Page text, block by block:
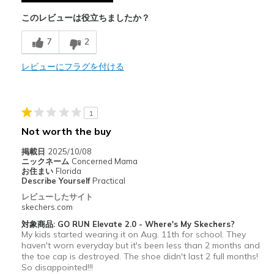
Sizing
Feels true to size
このレビューは役立ちましたか？
7 2
レビューにフラグを付ける
1
Not worth the buy
掲載日 2025/10/08
ニックネーム Concerned Mama
お住まい Florida
Describe Yourself Practical
レビューしたサイト
skechers.com
対象商品: GO RUN Elevate 2.0 - Where's My Skechers?
My kids started wearing it on Aug. 11th for school. They
haven't worn everyday but it's been less than 2 months and
the toe cap is destroyed. The shoe didn't last 2 full months!
So disappointed!!!